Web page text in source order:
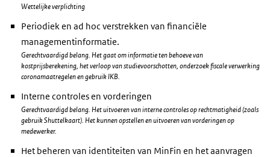
Wettelijke verplichting
Periodiek en ad hoc verstrekken van financiële
managementinformatie.
Gerechtvaardigd belang. Het gaat om informatie ten behoeve van
kostprijsberekening, het verloop van studievoorschotten, onderzoek fiscale verwerking
coronamaatregelen en gebruik IKB.
Interne controles en vorderingen
Gerechtvaardigd belang. Het uitvoeren van interne controles op rechtmatigheid (zoals
gebruik Shuttelkaart). Het kunnen opstellen en uitvoeren van vorderingen op
medewerker.
Het beheren van identiteiten van MinFin en het aanvragen